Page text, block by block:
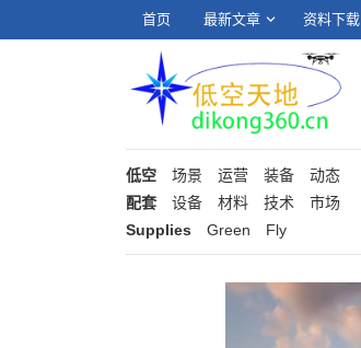
首页 最新文章 资料下载
低空 场景 运营 装备
动态
配套
设备 材料 技术
市场
Supplies
Green Fly